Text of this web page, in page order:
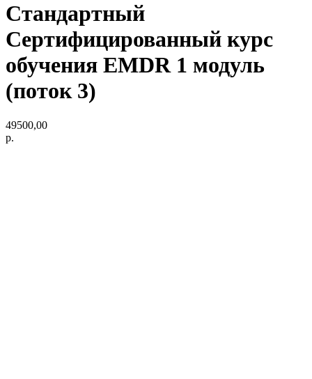
Стандартный
Сертифицированный курс
обучения EMDR 1 модуль
(поток 3)
49500,00
р.